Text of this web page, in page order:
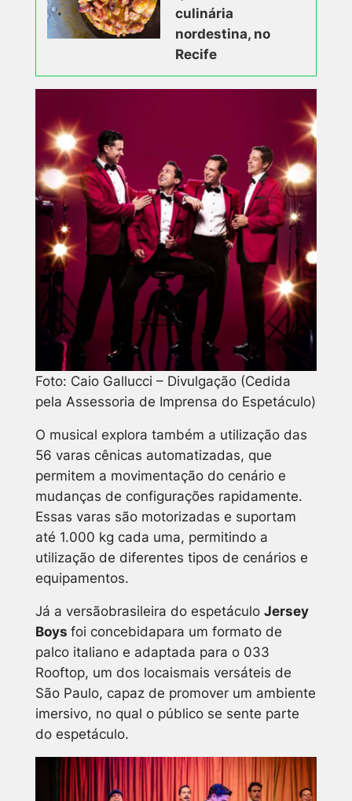
culinária
nordestina, no
Recife
Foto: Caio Gallucci – Divulgação (Cedida
pela Assessoria de Imprensa do Espetáculo)
O musical explora também a utilização das
56 varas cênicas automatizadas, que
permitem a movimentação do cenário e
mudanças de configurações rapidamente.
Essas varas são motorizadas e suportam
até 1.000 kg cada uma, permitindo a
utilização de diferentes tipos de cenários e
equipamentos.
Já a versãobrasileira do espetáculo Jersey
Boys foi concebidapara um formato de
palco italiano e adaptada para o 033
Rooftop, um dos locaismais versáteis de
São Paulo, capaz de promover um ambiente
imersivo, no qual o público se sente parte
do espetáculo.